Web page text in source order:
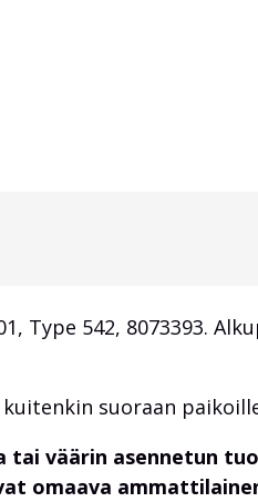
Type 542, 8073393.
suoraan
tai väärin asennetun
omaava